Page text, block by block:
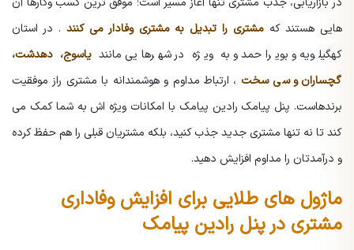
هایی هستند که مشتری را تبدیل به مشتری وفادار می کنند . در استان
کهگیلویه و بویراحمد و به ویژه در شهرهایی مانند یاسوج، دهدشت،
گچساران و سی سخت ، ارتباط مداوم و هوشمندانه با مشتری راز موفقیت
برندهاست. پنل پیامک رادین پیامک با امکانات ویژه اش به شما کمک می
کند تا نه تنها مشتری جدید جذب کنید، بلکه مشتریان قبلی را هم حفظ کرده
و درآمدتان را مداوم افزایش دهید.
ماژول های طلایی برای افزایش وفاداری
مشتری در پنل رادین پیامک